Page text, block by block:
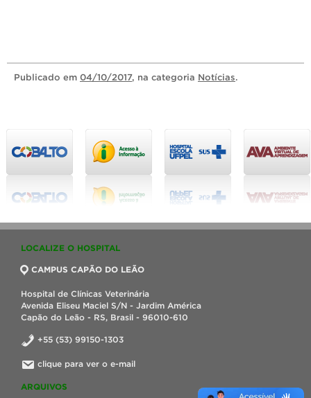
Publicado em 04/10/2017, na categoria Notícias.
LOCALIZE O HOSPITAL
CAMPUS CAPÃO DO LEÃO
Hospital de Clínicas Veterinária
Avenida Eliseu Maciel S/N - Jardim América
Capão do Leão - RS, Brasil - 96010-610
+55 (53) 99150-1303
clique para ver o e-mail
ARQUIVOS